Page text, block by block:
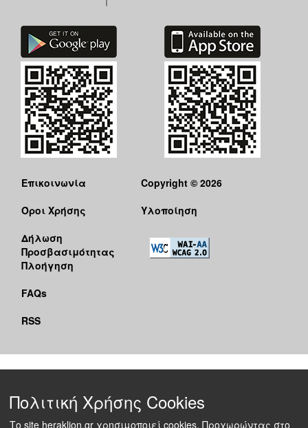
Επικοινωνία
Όροι Χρήσης
Δήλωση
Προσβασιμότητας
Πλοήγηση
FAQs
RSS
Copyright © 2026
Υλοποίηση
Πολιτική Χρήσης Cookies
Το site heraklion.gr χρησιμοποιεί cookies. Προχωρώντας στο